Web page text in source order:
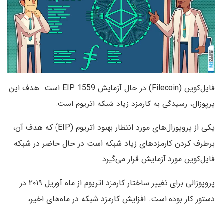
فایل‌کوین (Filecoin) در حال آزمایش EIP 1559 است. هدف این
پرپوزال، رسیدگی به کارمزد زیاد شبکه اتریوم است.
یکی از پروپوزال‌های مورد انتظار بهبود اتریوم (EIP) که هدف آن،
برطرف کردن کارمزدهای زیاد شبکه است در حال حاضر در شبکه
فایل‌کوین مورد آزمایش قرار می‌گیرد.
پروپوزالی برای تغییر ساختار کارمزد اتریوم از ماه آوریل ۲۰۱۹ در
دستور کار بوده است. افزایش کارمزد شبکه در ماه‌های اخیر،